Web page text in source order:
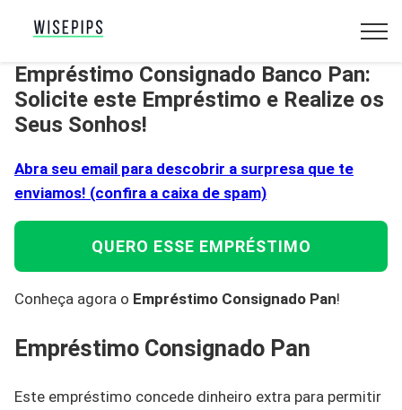
Empréstimo Consignado Banco Pan:
Solicite este Empréstimo e Realize os
Seus Sonhos!
Abra seu email para descobrir a surpresa que te
enviamos! (confira a caixa de spam)
QUERO ESSE EMPRÉSTIMO
Conheça agora o Empréstimo Consignado Pan!
Empréstimo Consignado Pan
Este empréstimo concede dinheiro extra para permitir